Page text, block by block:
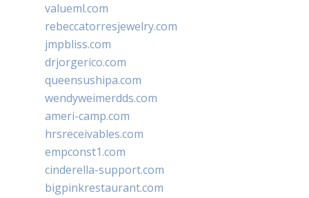
valueml.com
rebeccatorresjewelry.com
jmpbliss.com
drjorgerico.com
queensushipa.com
wendyweimerdds.com
ameri-camp.com
hrsreceivables.com
empconst1.com
cinderella-support.com
bigpinkrestaurant.com